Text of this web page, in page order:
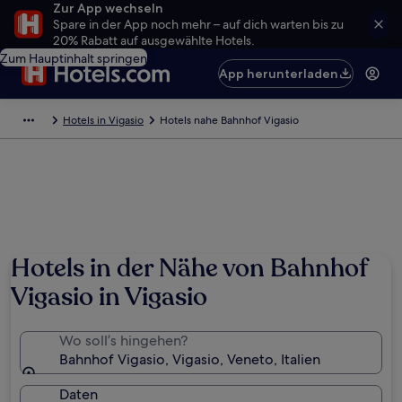
Zur App wechseln
Spare in der App noch mehr – auf dich warten bis zu
20% Rabatt auf ausgewählte Hotels.
Zum Hauptinhalt springen
App herunterladen
Hotels in Vigasio Hotels nahe Bahnhof Vigasio
Hotels in der Nähe von Bahnhof
Vigasio in Vigasio
Wo soll’s hingehen?
Bahnhof Vigasio, Vigasio, Veneto, Italien
Daten